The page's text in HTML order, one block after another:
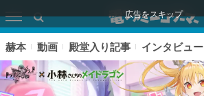
広告をスキップ
赫本 動画 殿堂入り記事 インタビュー